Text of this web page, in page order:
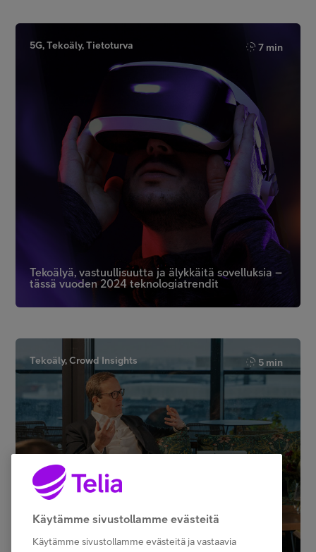
5G, Tekoäly, Tietoturva 7 min
Tekoälyä, vastuullisuutta ja älykkäitä sovelluksia –
tässä vuoden 2024 teknologiatrendit
Tekoäly, Crowd Insights 5 min
Käytämme sivustollamme evästeitä
Käytämme sivustollamme evästeitä ja vastaavia